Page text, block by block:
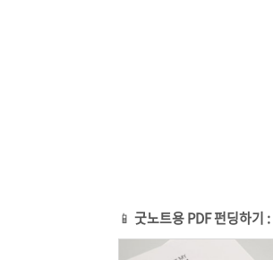
📱 굿노트용 PDF 펀딩하기 :